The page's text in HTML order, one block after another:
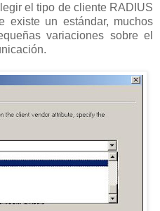
el tipo de cliente RADIUS
existe un estándar, muchos
variaciones sobre el